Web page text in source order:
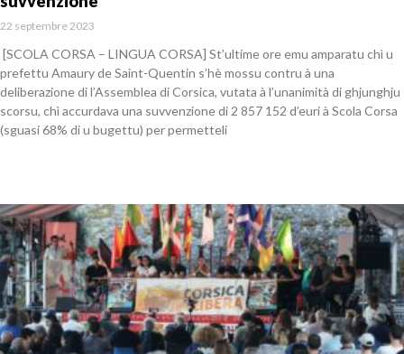
22 septembre 2023
[SCOLA CORSA – LINGUA CORSA] St’ultime ore emu amparatu chì u
prefettu Amaury de Saint-Quentin s’hè mossu contru à una
deliberazione di l’Assemblea di Corsica, vutata à l’unanimità di ghjunghju
scorsu, chì accurdava una suvvenzione di 2 857 152 d’euri à Scola Corsa
(sguasi 68% di u bugettu) per permetteli